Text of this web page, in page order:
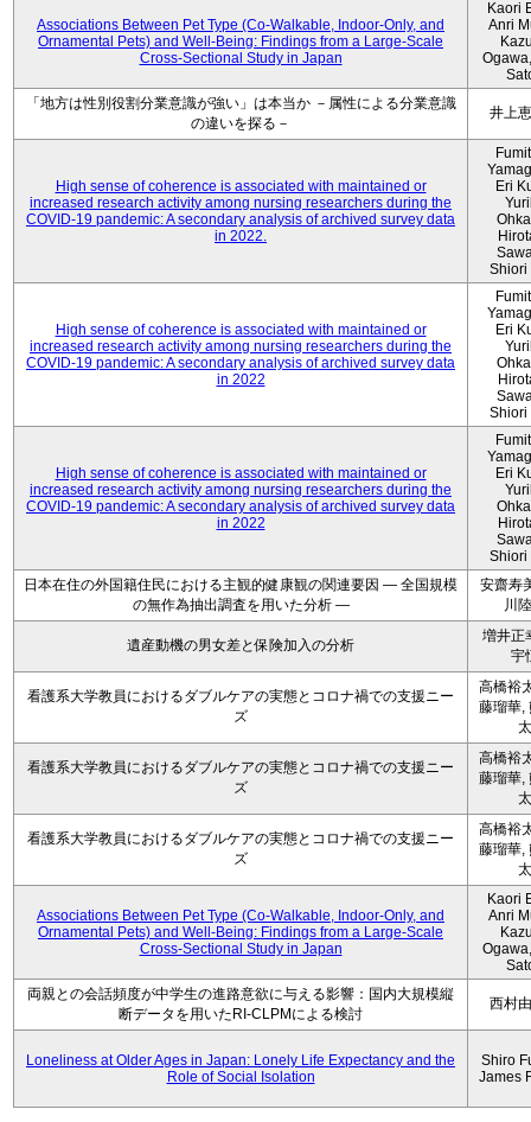
Associations Between Pet Type (Co-Walkable, Indoor-Only, and
Ornamental Pets) and Well-Being: Findings from a Large-Scale
Cross-Sectional Study in Japan
Kaori
Anri
「地方は性別役割分業意識が強い」は本当か －属性による分業意識
の違いを探る－
井上
High sense of coherence is associated with maintained or
increased research activity among nursing researchers during the
COVID-19 pandemic: A secondary analysis of archived survey data
in 2022.
Eri
Shiori
High sense of coherence is associated with maintained or
increased research activity among nursing researchers during the
COVID-19 pandemic: A secondary analysis of archived survey data
in 2022
Eri
Shiori
High sense of coherence is associated with maintained or
increased research activity among nursing researchers during the
COVID-19 pandemic: A secondary analysis of archived survey data
in 2022
Eri
Shiori
日本在住の外国籍住民における主観的健康観の関連要因 ― 全国規模
の無作為抽出調査を用いた分析 ―
安齋寿
川
遺産動機の男女差と保険加入の分析
増井正
宇
看護系大学教員におけるダブルケアの実態とコロナ禍での支援ニー
ズ
高橋裕
藤瑠華,
太
看護系大学教員におけるダブルケアの実態とコロナ禍での支援ニー
ズ
高橋裕
藤瑠華,
太
看護系大学教員におけるダブルケアの実態とコロナ禍での支援ニー
ズ
高橋裕
藤瑠華,
太
Associations Between Pet Type (Co-Walkable, Indoor-Only, and
Ornamental Pets) and Well-Being: Findings from a Large-Scale
Cross-Sectional Study in Japan
Kaori
Anri
両親との会話頻度が中学生の進路意欲に与える影響：国内大規模縦
断データを用いたRI-CLPMによる検討
西村
Loneliness at Older Ages in Japan: Lonely Life Expectancy and the
Role of Social Isolation
Shiro
James